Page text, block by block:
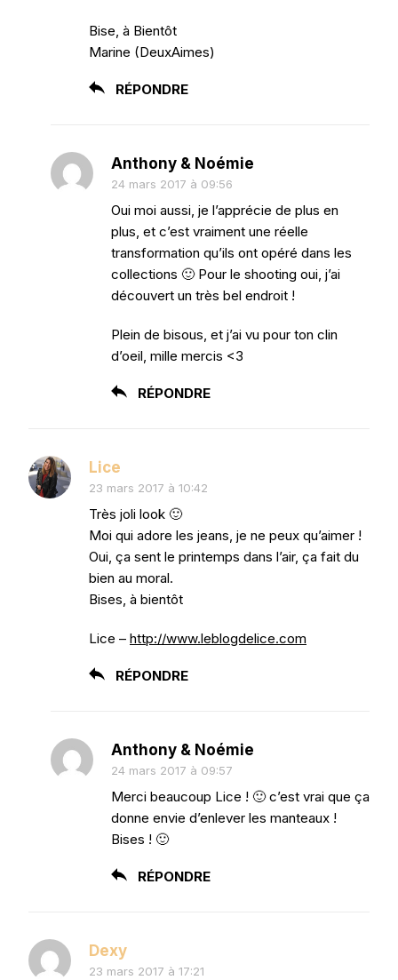
Bise, à Bientôt
Marine (DeuxAimes)
RÉPONDRE
Anthony & Noémie
24 mars 2017 à 09:56
Oui moi aussi, je l’apprécie de plus en
plus, et c’est vraiment une réelle
transformation qu’ils ont opéré dans les
collections 🙂 Pour le shooting oui, j’ai
découvert un très bel endroit !
Plein de bisous, et j’ai vu pour ton clin
d’oeil, mille mercis <3
RÉPONDRE
Lice
23 mars 2017 à 10:42
Très joli look 🙂
Moi qui adore les jeans, je ne peux qu’aimer !
Oui, ça sent le printemps dans l’air, ça fait du
bien au moral.
Bises, à bientôt
Lice – http://www.leblogdelice.com
RÉPONDRE
Anthony & Noémie
24 mars 2017 à 09:57
Merci beaucoup Lice ! 🙂 c’est vrai que ça
donne envie d’enlever les manteaux !
Bises ! 🙂
RÉPONDRE
Dexy
23 mars 2017 à 17:21